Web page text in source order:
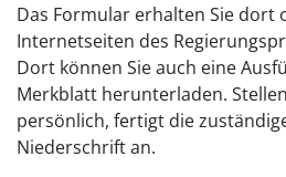
Das Formular erhalten Sie dort
Internetseiten des
Dort können Sie auch eine
Merkblatt herunterladen.
persönlich, fertigt die
Niederschrift an.